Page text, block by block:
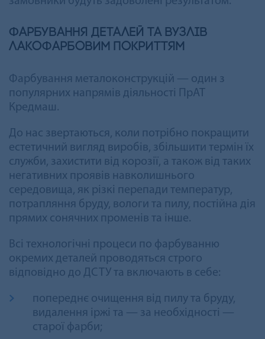
Фарбування деталей та вузлів
лакофарбовим покриттям
Фарбування металоконструкцій — один з
популярних напрямів діяльності ПрАТ
Кредмаш.
До нас звертаються, коли потрібно покращити
естетичний вигляд виробів, збільшити термін їх
служби, захистити від корозії, а також від таких
негативних проявів навколишнього
середовища, як різкі перепади температур,
потрапляння бруду, вологи та пилу, постійна дія
прямих сонячних променів та інше.
Всі технологічні процеси по фарбуванню
окремих деталей проводяться строго
відповідно до ДСТУ та включають в себе:
попереднє очищення від пилу та бруду,
видалення іржі та — за необхідності —
старої фарби;